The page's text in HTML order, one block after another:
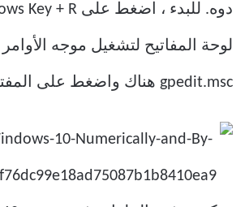
لوحة المفاتيح لتشغيل موجه
gpedit.msc هناك واضغط على المفتاح Enter.